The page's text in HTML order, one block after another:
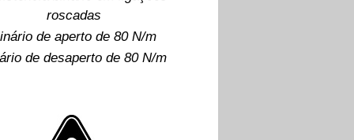
roscadas
de aperto de 80 N/m
de desaperto de 80 N/m